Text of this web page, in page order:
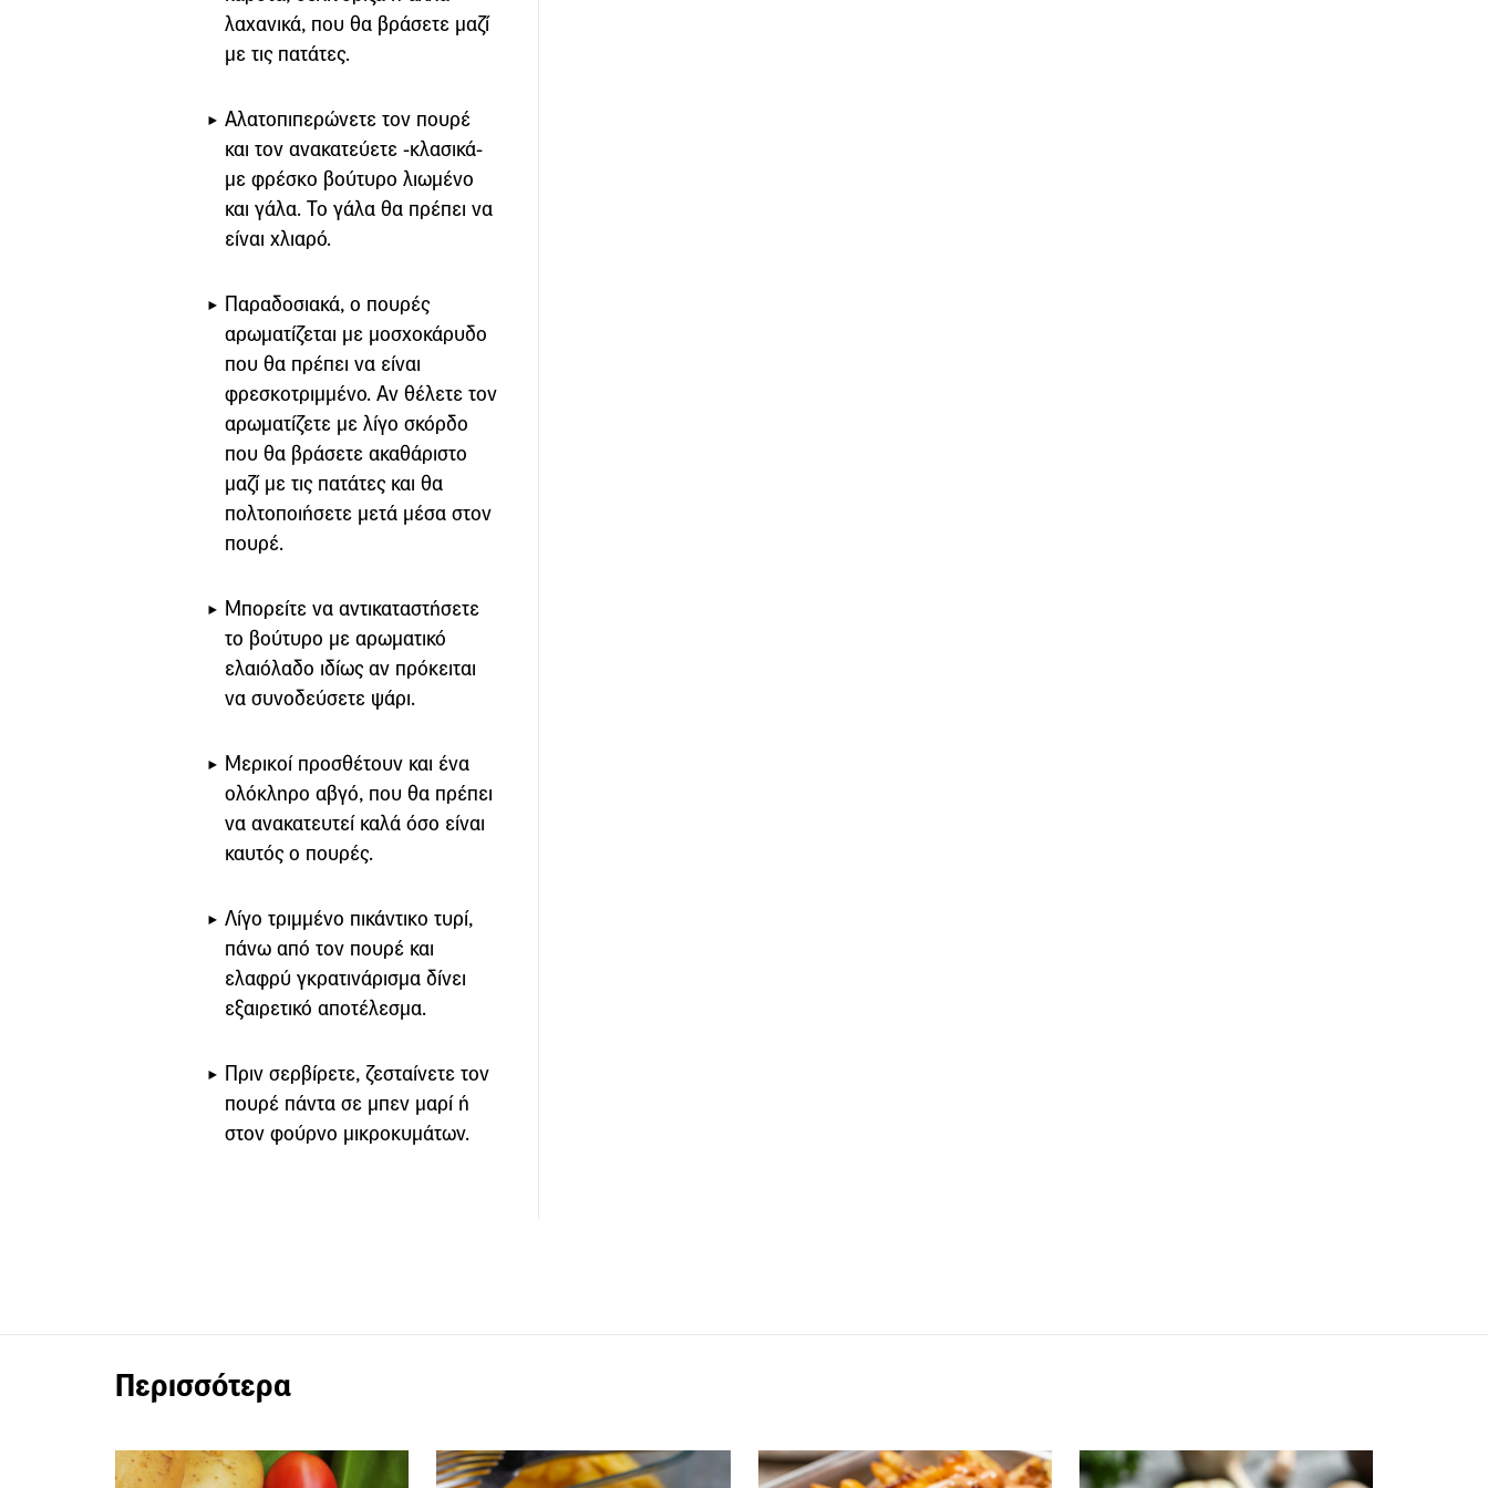
λαχανικά, που θα βράσετε μαζί
με τις πατάτες.
Αλατοπιπερώνετε τον πουρέ
και τον ανακατεύετε -κλασικά-
με φρέσκο βούτυρο λιωμένο
και γάλα. Το γάλα θα πρέπει να
είναι χλιαρό.
Παραδοσιακά, ο πουρές
αρωματίζεται με μοσχοκάρυδο
που θα πρέπει να είναι
φρεσκοτριμμένο. Αν θέλετε τον
αρωματίζετε με λίγο σκόρδο
που θα βράσετε ακαθάριστο
μαζί με τις πατάτες και θα
πολτοποιήσετε μετά μέσα στον
πουρέ.
Μπορείτε να αντικαταστήσετε
το βούτυρο με αρωματικό
ελαιόλαδο ιδίως αν πρόκειται
να συνοδεύσετε ψάρι.
Μερικοί προσθέτουν και ένα
ολόκληρο αβγό, που θα πρέπει
να ανακατευτεί καλά όσο είναι
καυτός ο πουρές.
Λίγο τριμμένο πικάντικο τυρί,
πάνω από τον πουρέ και
ελαφρύ γκρατινάρισμα δίνει
εξαιρετικό αποτέλεσμα.
Πριν σερβίρετε, ζεσταίνετε τον
πουρέ πάντα σε μπεν μαρί ή
στον φούρνο μικροκυμάτων.
Περισσότερα